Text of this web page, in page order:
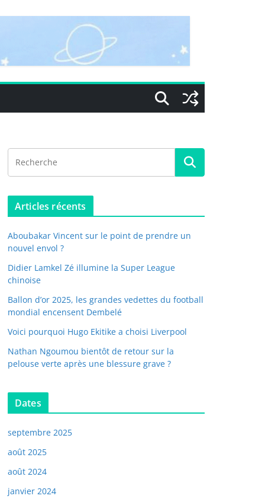
Articles récents
Aboubakar Vincent sur le point de prendre un
nouvel envol ?
Didier Lamkel Zé illumine la Super League
chinoise
Ballon d’or 2025, les grandes vedettes du football
mondial encensent Dembelé
Voici pourquoi Hugo Ekitike a choisi Liverpool
Nathan Ngoumou bientôt de retour sur la
pelouse verte après une blessure grave ?
Dates
septembre 2025
août 2025
août 2024
janvier 2024